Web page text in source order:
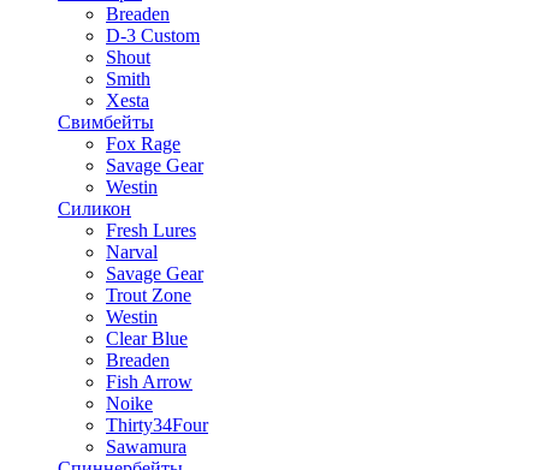
Breaden
D-3 Custom
Shout
Smith
Xesta
Свимбейты
Fox Rage
Savage Gear
Westin
Силикон
Fresh Lures
Narval
Savage Gear
Trout Zone
Westin
Clear Blue
Breaden
Fish Arrow
Noike
Thirty34Four
Sawamura